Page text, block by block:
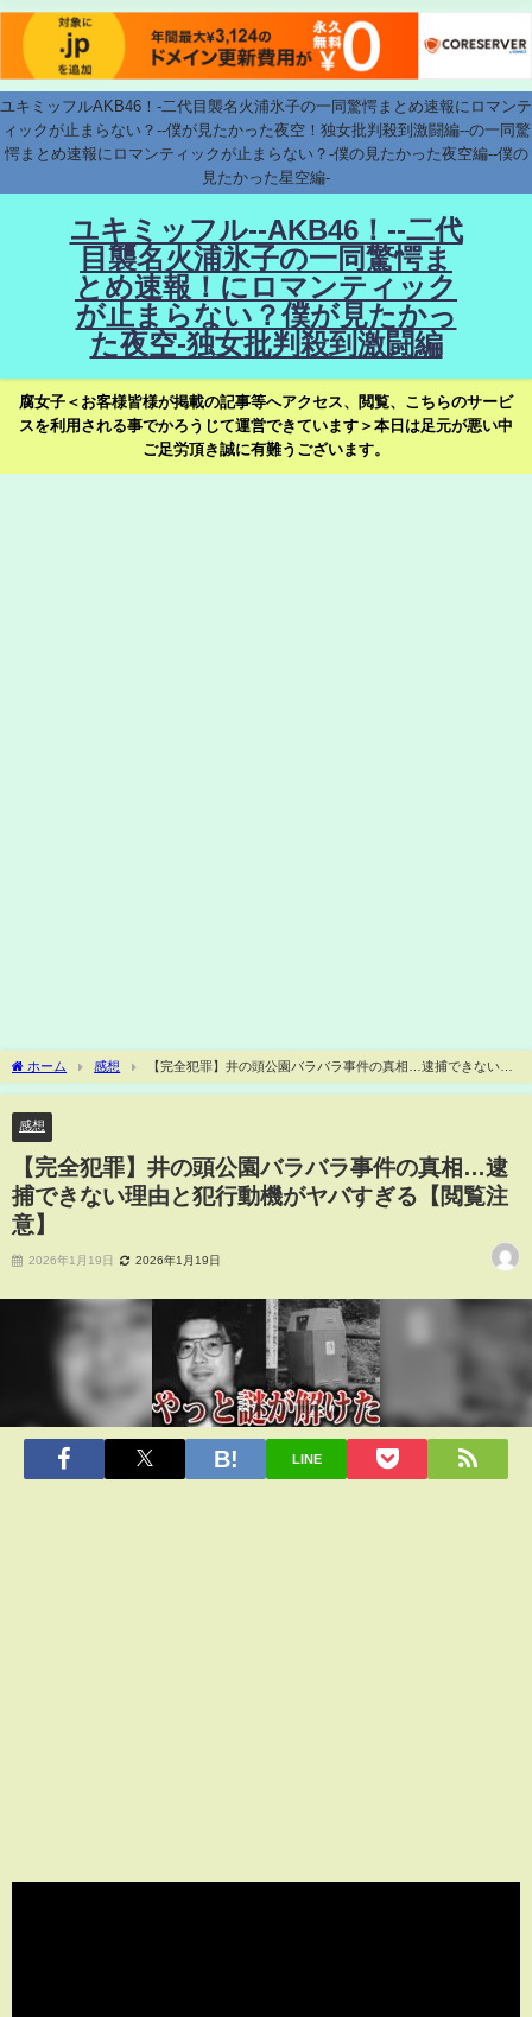
ユキミッフルAKB46！-二代目襲名火浦氷子の一同驚愕まとめ速報にロマンテ
ィックが止まらない？--僕が見たかった夜空！独女批判殺到激闘編--の一同驚
愕まとめ速報にロマンティックが止まらない？-僕の見たかった夜空編--僕の
見たかった星空編-
ユキミッフル--AKB46！--二代
目襲名火浦氷子の一同驚愕ま
とめ速報！にロマンティック
が止まらない？僕が見たかっ
た夜空-独女批判殺到激闘編
腐女子＜お客様皆様が掲載の記事等へアクセス、閲覧、こちらのサービ
スを利用される事でかろうじて運営できています＞本日は足元が悪い中
ご足労頂き誠に有難うございます。
ホーム 感想
【完全犯罪】井の頭公園バラバラ事件の真相…逮捕できない理
由と犯行動機がヤバすぎる【閲覧注意】
感想
【完全犯罪】井の頭公園バラバラ事件の真相…逮
捕できない理由と犯行動機がヤバすぎる【閲覧注
意】
2026年1月19日 2026年1月19日
LINE